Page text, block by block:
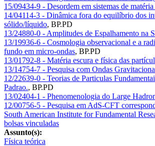
15/09434-9 - Desordem em sistemas de matéria
14/04114-3 - Dinâmica fora do equilíbrio dos
sólido/líquido, BP.PD
13/24880-0 - Amplitudes de Espalhamento na
13/19936-6 - Cosmologia observacional e a
fundo em micro-ondas, BP.PD
13/01792-8 - Matéria escura e física das
13/14754-7 - Pesquisa com Ondas
12/22639-0 - Teorias de Particulas
Padrao., BP.PD
13/02404-1 - Phenomenologia do Large
12/00756-5 - Pesquisa em AdS-CFT
South American Institute for Fundamental
bolsas vinculadas
Assunto(s):
Física teórica